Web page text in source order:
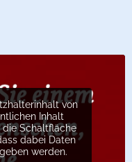
von
Inhalt
die Schaltfläche
dabei Daten
werden.